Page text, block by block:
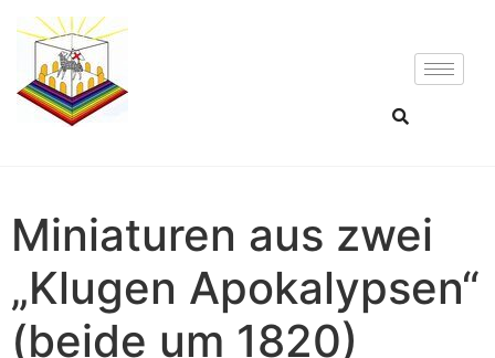
Miniaturen aus zwei
„Klugen Apokalypsen“
(beide um 1820)